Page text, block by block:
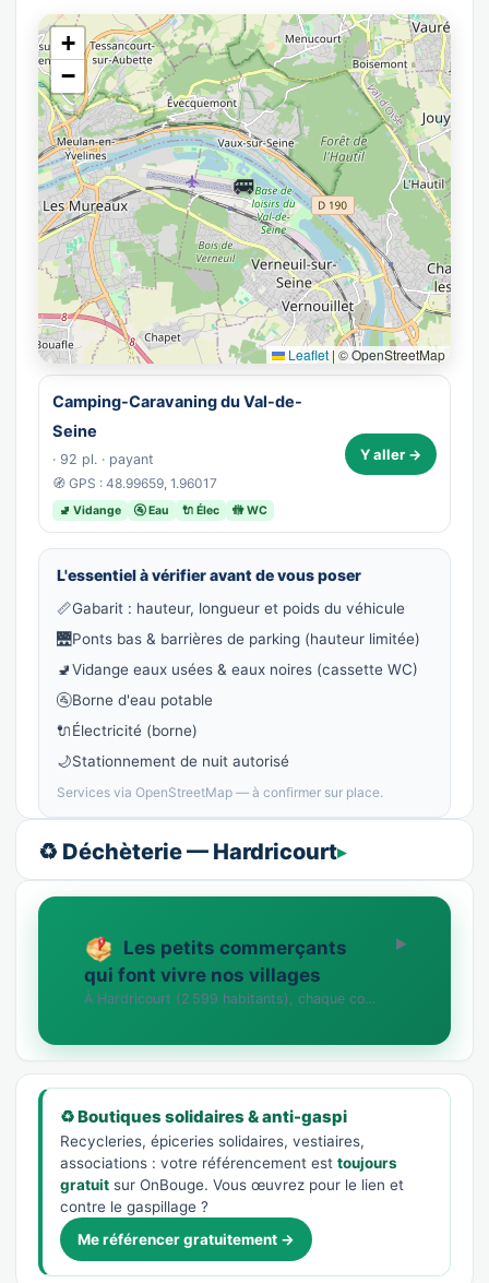
🚐
+
−
Leaflet|© OpenStreetMap
Camping-Caravaning du Val-de-
Seine
· 92 pl. · payant
🧭 GPS : 48.99659, 1.96017
🚽 Vidange 🚰 Eau 🔌 Élec 🚻 WC
Y aller →
L'essentiel à vérifier avant de vous poser
📏Gabarit : hauteur, longueur et poids du véhicule
🌉Ponts bas & barrières de parking (hauteur limitée)
🚽Vidange eaux usées & eaux noires (cassette WC)
🚰Borne d'eau potable
🔌Électricité (borne)
🌙Stationnement de nuit autorisé
Services via OpenStreetMap — à confirmer sur place.
♻️ Déchèterie — Hardricourt
Les petits commerçants
qui font vivre nos villages
À Hardricourt (2 599 habitants), chaque commerce compte. Vous tenez une boutique, un artis…
♻️ Boutiques solidaires & anti-gaspi
Recycleries, épiceries solidaires, vestiaires,
associations : votre référencement est toujours
gratuit sur OnBouge. Vous œuvrez pour le lien et
contre le gaspillage ?
Me référencer gratuitement →